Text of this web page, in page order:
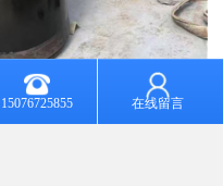
15076725855 在线留言